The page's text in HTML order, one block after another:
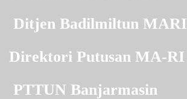
Ditjen Badilmiltun MARI
Direktori Putusan MA-RI
PTTUN Banjarmasin